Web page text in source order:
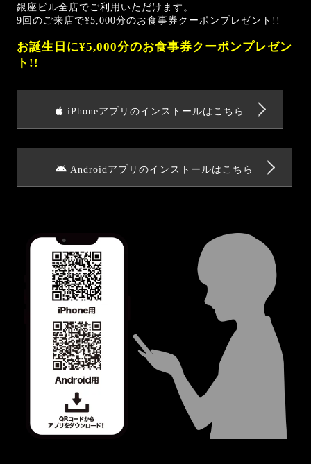
銀座ビル全店でご利用いただけます。
9回のご来店で¥5,000分のお食事券クーポンプレゼント!!
お誕生日に¥5,000分のお食事券クーポンプレゼン
ト!!
iPhoneアプリのインストールはこちら
Androidアプリのインストールはこちら